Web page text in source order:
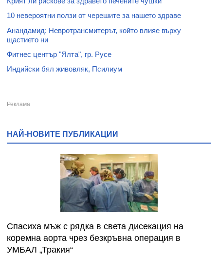
10 невероятни ползи от черешите за нашето здраве
Анандамид: Невротрансмитерът, който влияе върху
щастието ни
Фитнес център "Ялта", гр. Русе
Индийски бял живовляк, Псилиум
НАЙ-НОВИТЕ ПУБЛИКАЦИИ
Спасиха мъж с рядка в света дисекация на
коремна аорта чрез безкръвна операция в
УМБАЛ „Тракия“